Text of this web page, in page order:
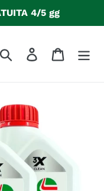
4/5 gg
Cerca Accedi Carrello